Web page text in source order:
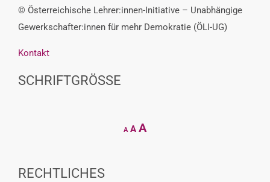
© Österreichische Lehrer:innen-Initiative – Unabhängige
Gewerkschafter:innen für mehr Demokratie (ÖLI-UG)
Kontakt
SCHRIFTGRÖSSE
A
Decrease
font
A Reset
AIncrease
RECHTLICHES